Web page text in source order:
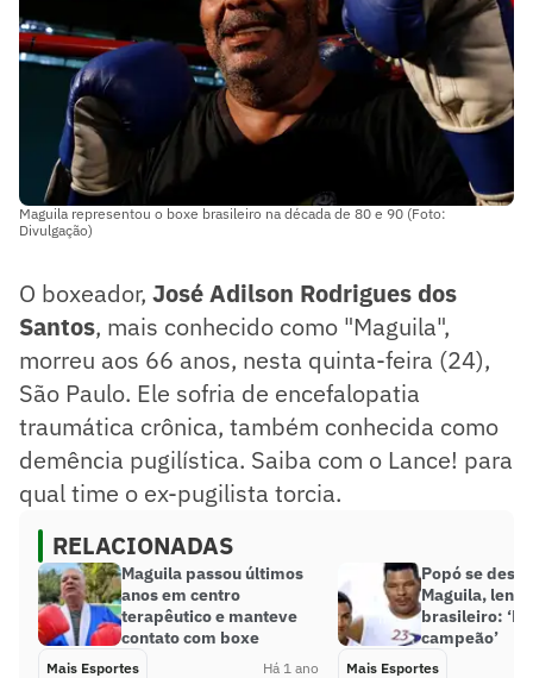
Maguila representou o boxe brasileiro na década de 80 e 90 (Foto:
Divulgação)
O boxeador, José Adilson Rodrigues dos
Santos, mais conhecido como "Maguila",
morreu aos 66 anos, nesta quinta-feira (24),
São Paulo. Ele sofria de encefalopatia
traumática crônica, também conhecida como
demência pugilística. Saiba com o Lance! para
qual time o ex-pugilista torcia.
RELACIONADAS
Maguila passou últimos
anos em centro
terapêutico e manteve
contato com boxe
Mais Esportes Há 1 ano
Popó se
Maguila,
brasileiro:
campeão’
Mais Esportes